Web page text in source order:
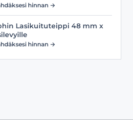
hinnan →
Lasikuituteippi 48 mm x
hinnan →